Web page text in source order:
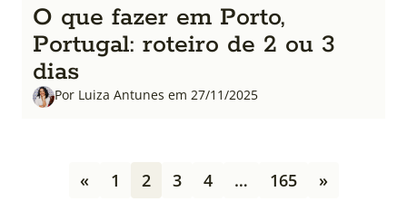
O que fazer em Porto,
Portugal: roteiro de 2 ou 3
dias
Por Luiza Antunes em 27/11/2025
« 1 2 3 4 … 165 »